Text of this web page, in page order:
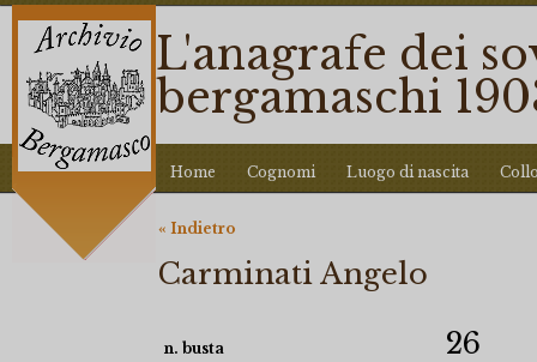
L'anagrafe dei
bergamaschi
Home Cognomi Luogo di nascita
« Indietro
Carminati Angelo
n. busta 26